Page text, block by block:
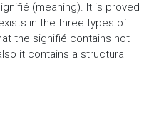
(meaning). It is proved
in the three types of
the signifié contains not
it contains a structural